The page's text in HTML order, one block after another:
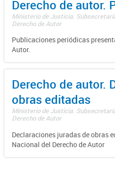
Derecho de autor.
Ministerio de Justicia.
Derecho de Autor
Publicaciones periódicas
Autor.
Derecho de autor.
obras editadas
Ministerio de Justicia.
Derecho de Autor
Declaraciones juradas de obras
Nacional del Derecho de Autor